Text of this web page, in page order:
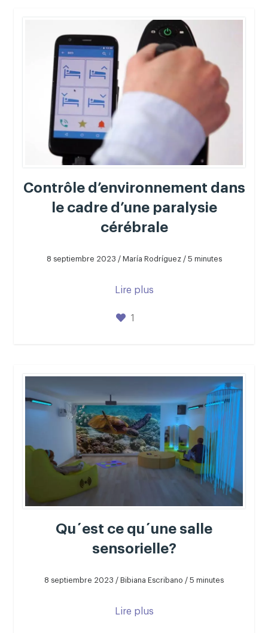
Contrôle d’environnement dans
le cadre d’une paralysie
cérébrale
8 septiembre 2023 / María Rodríguez / 5 minutes
Lire plus
1
Qu´est ce qu´une salle
sensorielle?
8 septiembre 2023 / Bibiana Escribano / 5 minutes
Lire plus